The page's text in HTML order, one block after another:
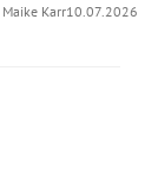
Maike Karr10.07.2026